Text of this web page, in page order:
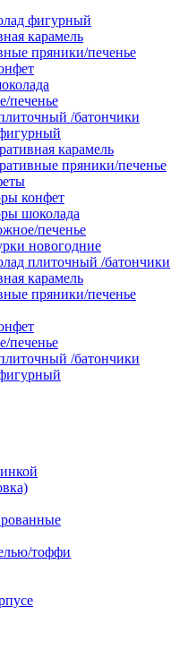
фигурный
карамель
пряники/печенье
печенье
/батончики
карамель
пряники/печенье
конфет
шоколада
печенье
новогодние
плиточный /батончики
карамель
пряники/печенье
печенье
/батончики
тоффи